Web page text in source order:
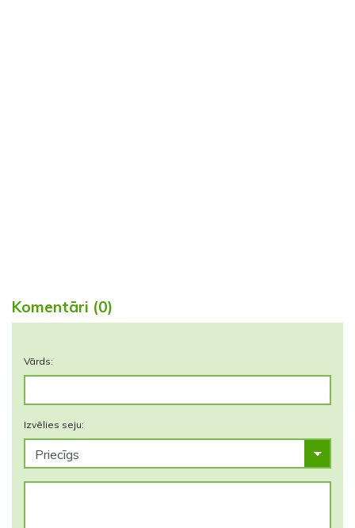
Komentāri (0)
Vārds:
Izvēlies seju: